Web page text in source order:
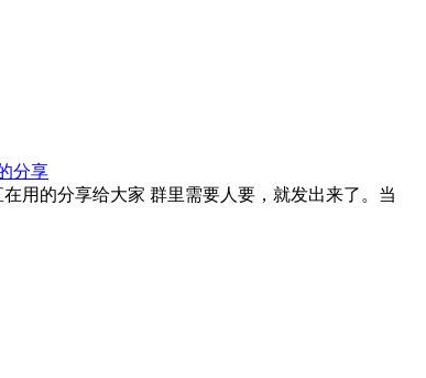
分享
用的分享给大家 群里需要人要，就发出来了。当